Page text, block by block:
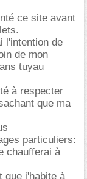
ce site avant
l'intention de
de mon
tuyau
à respecter
que ma
particuliers:
chaufferai à
que j'habite à